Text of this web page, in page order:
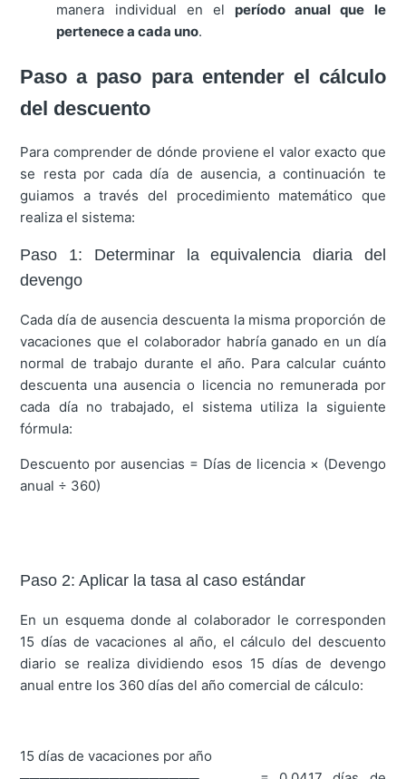
manera individual en el período anual que le
pertenece a cada uno.
Paso a paso para entender el cálculo
del descuento
Para comprender de dónde proviene el valor exacto que
se resta por cada día de ausencia, a continuación te
guiamos a través del procedimiento matemático que
realiza el sistema:
Paso 1: Determinar la equivalencia diaria del
devengo
Cada día de ausencia descuenta la misma proporción de
vacaciones que el colaborador habría ganado en un día
normal de trabajo durante el año. Para calcular cuánto
descuenta una ausencia o licencia no remunerada por
cada día no trabajado, el sistema utiliza la siguiente
fórmula:
Descuento por ausencias = Días de licencia × (Devengo
anual ÷ 360)
Paso 2: Aplicar la tasa al caso estándar
En un esquema donde al colaborador le corresponden
15 días de vacaciones al año, el cálculo del descuento
diario se realiza dividiendo esos 15 días de devengo
anual entre los 360 días del año comercial de cálculo:
15 días de vacaciones por año